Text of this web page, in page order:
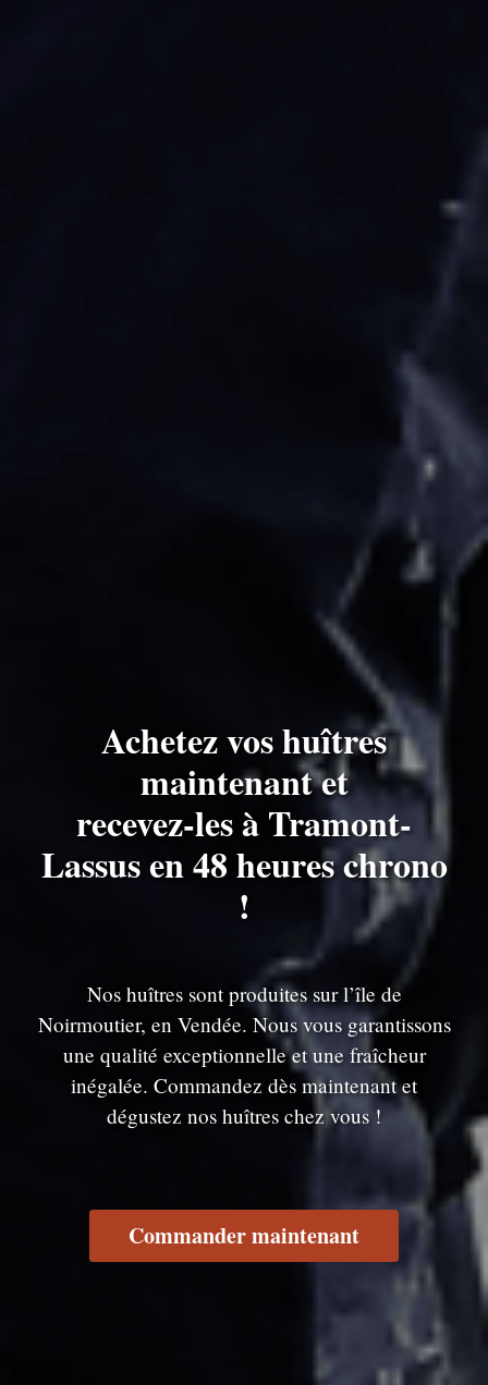
Achetez vos huîtres
maintenant et
recevez-les à Tramont-
Lassus en 48 heures chrono
!
Nos huîtres sont produites sur l’île de
Noirmoutier, en Vendée. Nous vous garantissons
une qualité exceptionnelle et une fraîcheur
inégalée. Commandez dès maintenant et
dégustez nos huîtres chez vous !
Commander maintenant